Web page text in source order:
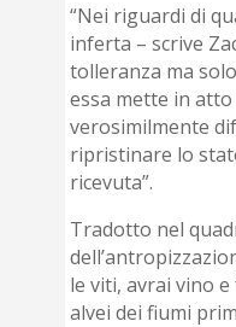
“Nei riguardi di
inferta – scrive
tolleranza ma
essa mette in
verosimilmente
ripristinare lo
ricevuta”.
Tradotto nel
le viti, avrai vino
alvei dei fiumi